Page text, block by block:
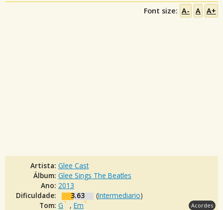
Font size: A- A A+
Artista: Glee Cast
Álbum: Glee Sings The Beatles
Ano: 2013
Dificuldade:
3.63 (Intermediario)
Tom: G , Em Acordes